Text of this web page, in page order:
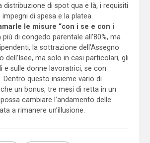
distribuzione di spot qua e là, i requisiti
di spesa e la platea.
le misure “con i se e con i
più di congedo parentale all’80%, ma
la sottrazione dell’Assegno
dell’Isee, ma solo in casi particolari, gli
e sulle donne lavoratrici, se con
Dentro questo insieme vario di
che un bonus, tre mesi di retta in un
cambiare l’andamento delle
a rimanere un’illusione.